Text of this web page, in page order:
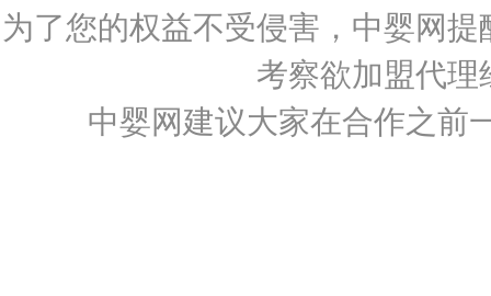
为了您的权益不受侵害，中婴网
考察欲加盟代理
中婴网建议大家在合作之前